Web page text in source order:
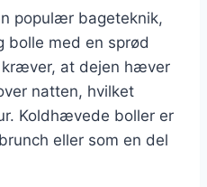
populær bageteknik,
bolle med en sprød
kræver, at dejen hæver
natten, hvilket
Koldhævede boller er
eller som en del